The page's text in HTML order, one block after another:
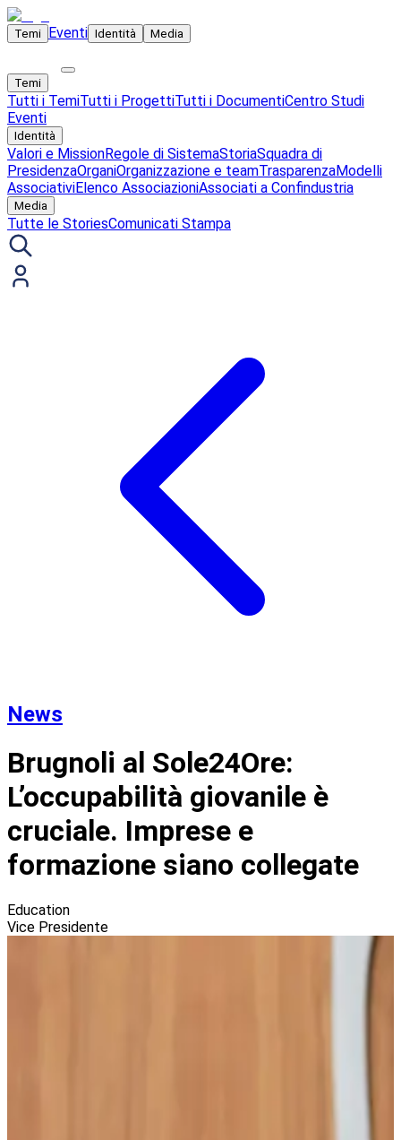
Temi Eventi Identità Media
Temi
Tutti i TemiTutti i ProgettiTutti i DocumentiCentro Studi
Eventi
Identità
Valori e MissionRegole di SistemaStoriaSquadra di
PresidenzaOrganiOrganizzazione e teamTrasparenzaModelli
AssociativiElenco AssociazioniAssociati a Confindustria
Media
Tutte le StoriesComunicati Stampa
News
Brugnoli al Sole24Ore:
L’occupabilità giovanile è
cruciale. Imprese e
formazione siano collegate
Education
Vice Presidente